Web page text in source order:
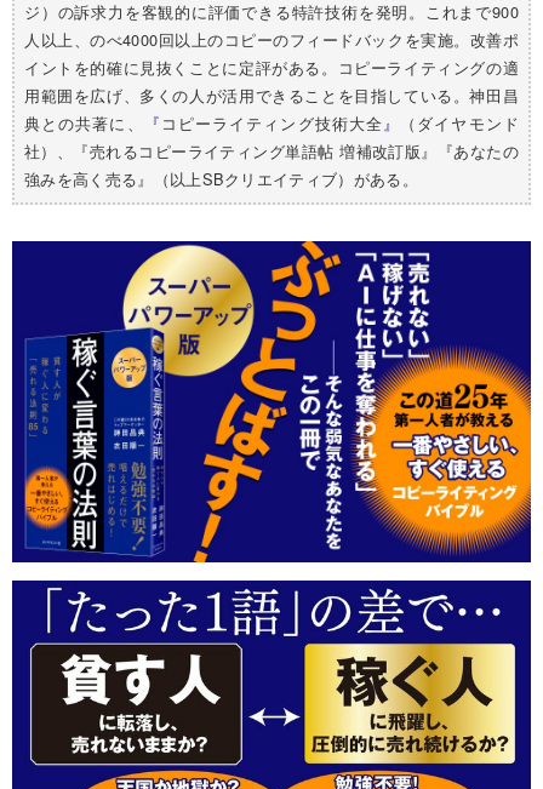
ジ）の訴求力を客観的に評価できる特許技術を発明。これまで900
人以上、のべ4000回以上のコピーのフィードバックを実施。改善ポ
イントを的確に見抜くことに定評がある。コピーライティングの適
用範囲を広げ、多くの人が活用できることを目指している。神田昌
典との共著に、
『 コピーライティング技術大全』
（ダイヤモンド
社）、『売れるコピーライティング単語帖 増補改訂版』『あなたの
強みを高く売る』（以上SBクリエイティブ）がある。